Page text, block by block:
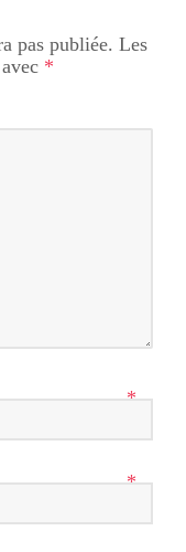
pas publiée. Les
*
*
*